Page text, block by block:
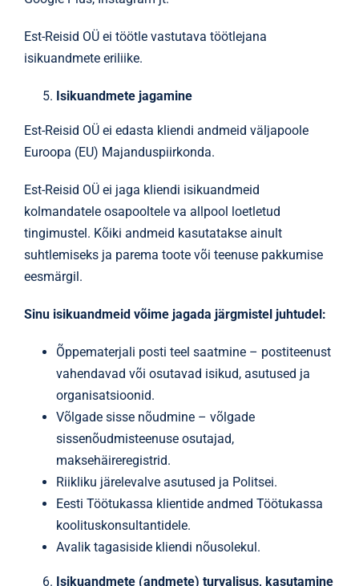
Est-Reisid OÜ ei töötle vastutava töötlejana
isikuandmete eriliike.
Isikuandmete jagamine
Est-Reisid OÜ ei edasta kliendi andmeid väljapoole
Euroopa (EU) Majanduspiirkonda.
Est-Reisid OÜ ei jaga kliendi isikuandmeid
kolmandatele osapooltele va allpool loetletud
tingimustel. Kõiki andmeid kasutatakse ainult
suhtlemiseks ja parema toote või teenuse pakkumise
eesmärgil.
Sinu isikuandmeid võime jagada järgmistel juhtudel:
Õppematerjali posti teel saatmine – postiteenust
vahendavad või osutavad isikud, asutused ja
organisatsioonid.
Võlgade sisse nõudmine – võlgade
sissenõudmisteenuse osutajad,
maksehäireregistrid.
Riikliku järelevalve asutused ja Politsei.
Eesti Töötukassa klientide andmed Töötukassa
koolituskonsultantidele.
Avalik tagasiside kliendi nõusolekul.
Isikuandmete (andmete) turvalisus, kasutamine